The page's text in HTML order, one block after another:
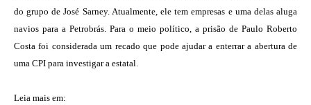
do grupo de José Sarney. Atualmente, ele tem empresas e uma delas aluga
navios para a Petrobrás. Para o meio político, a prisão de Paulo Roberto
Costa foi considerada um recado que pode ajudar a enterrar a abertura de
uma CPI para investigar a estatal
Leia mais em: